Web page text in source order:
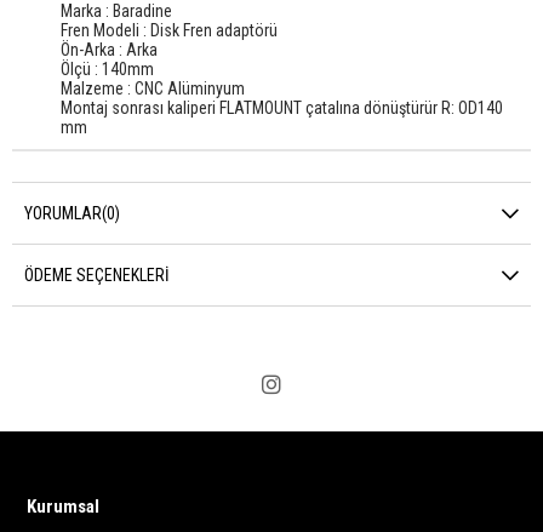
Marka : Baradine
Fren Modeli : Disk Fren adaptörü
Ön-Arka : Arka
Ölçü : 140mm
Malzeme : CNC Alüminyum
Montaj sonrası kaliperi FLATMOUNT çatalına dönüştürür R: OD140
mm
YORUMLAR(0)
ÖDEME SEÇENEKLERI
Kurumsal